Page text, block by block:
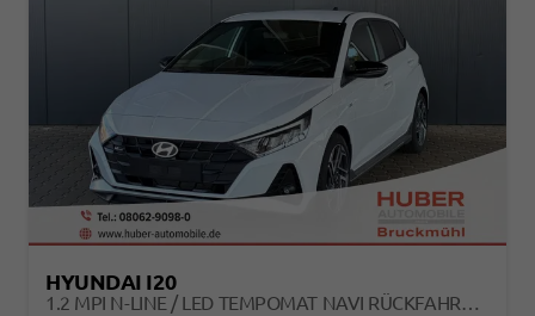
HYUNDAI I20
1.2 MPI N-LINE / LED TEMPOMAT NAVI RÜCKFAHRKAMERA ALU 17"